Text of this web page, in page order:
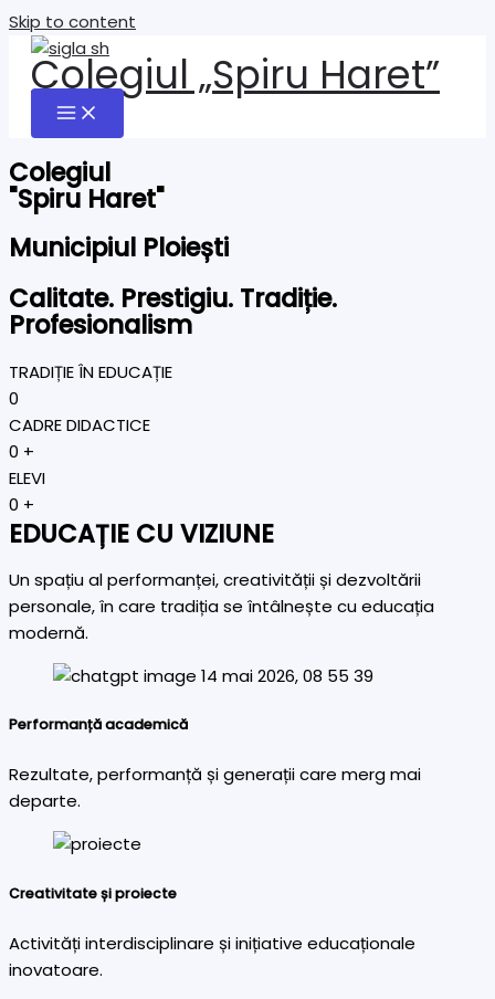
Skip to content
Colegiul „Spiru Haret”
Colegiul
"Spiru Haret"
Municipiul Ploiești
Calitate. Prestigiu. Tradiție.
Profesionalism
TRADIȚIE ÎN EDUCAȚIE
0
CADRE DIDACTICE
0 +
ELEVI
0 +
EDUCAȚIE CU VIZIUNE
Un spațiu al performanței, creativității și dezvoltării
personale, în care tradiția se întâlnește cu educația
modernă.
Performanță academică
Rezultate, performanță și generații care merg mai
departe.
Creativitate și proiecte
Activități interdisciplinare și inițiative educaționale
inovatoare.